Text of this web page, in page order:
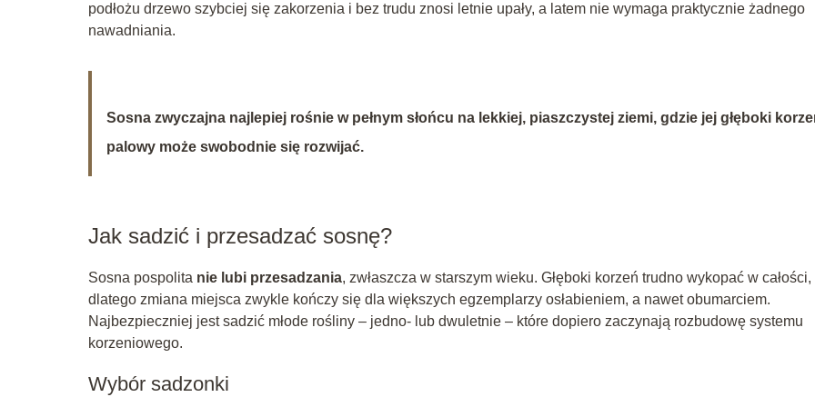
podłożu drzewo szybciej się zakorzenia i bez trudu znosi letnie upały, a latem nie wymaga praktycznie żadnego
nawadniania.
Sosna zwyczajna najlepiej rośnie w pełnym słońcu na lekkiej, piaszczystej ziemi, gdzie jej głęboki
palowy może swobodnie się rozwijać.
Jak sadzić i przesadzać sosnę?
Sosna pospolita nie lubi przesadzania, zwłaszcza w starszym wieku. Głęboki korzeń trudno wykopać w całości,
dlatego zmiana miejsca zwykle kończy się dla większych egzemplarzy osłabieniem, a nawet obumarciem.
Najbezpieczniej jest sadzić młode rośliny – jedno- lub dwuletnie – które dopiero zaczynają rozbudowę systemu
korzeniowego.
Wybór sadzonki